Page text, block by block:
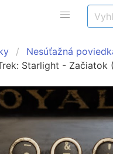
Nesúťažná
Starlight - Začiatok